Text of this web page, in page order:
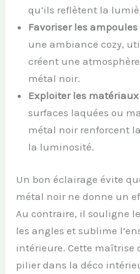
qu’ils reflètent la
Favoriser les
une ambiance cozy,
créent une
métal noir.
Exploiter les
surfaces laquées ou
métal noir renforcent
la luminosité.
Un bon éclairage évite
métal noir ne donne un
Au contraire, il souligne
les angles et sublime
intérieure. Cette maîtrise
pilier dans la déco